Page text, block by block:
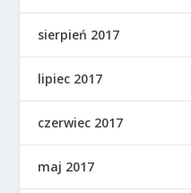
sierpień 2017
lipiec 2017
czerwiec 2017
maj 2017